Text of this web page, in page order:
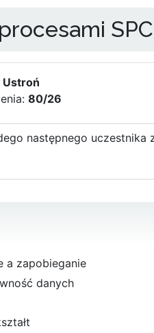
SPC
Ustroń
80/26
następnego uczestnika
a zapobieganie
danych